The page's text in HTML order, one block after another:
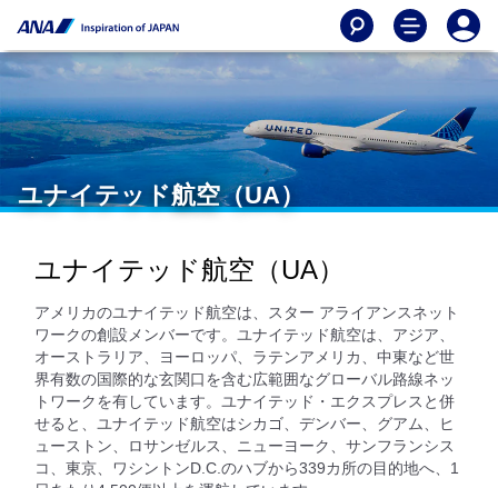
ユナイテッド航空（UA）
ユナイテッド航空（UA）
アメリカのユナイテッド航空は、スター アライアンスネット
ワークの創設メンバーです。ユナイテッド航空は、アジア、
オーストラリア、ヨーロッパ、ラテンアメリカ、中東など世
界有数の国際的な玄関口を含む広範囲なグローバル路線ネッ
トワークを有しています。ユナイテッド・エクスプレスと併
せると、ユナイテッド航空はシカゴ、デンバー、グアム、ヒ
ューストン、ロサンゼルス、ニューヨーク、サンフランシス
コ、東京、ワシントンD.C.のハブから339カ所の目的地へ、1